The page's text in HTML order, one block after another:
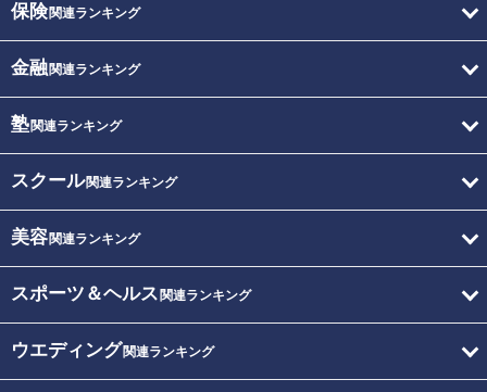
保険関連ランキング
金融関連ランキング
塾関連ランキング
スクール関連ランキング
美容関連ランキング
スポーツ＆ヘルス 関連ランキング
ウエディング関連ランキング